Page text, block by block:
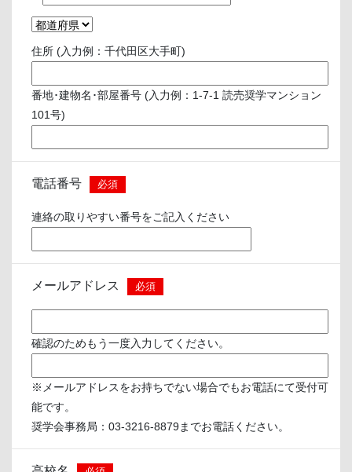
住所 (入力例：千代田区大手町)
番地･建物名･部屋番号 (入力例：1-7-1 読売奨学マンション
101号)
電話番号 必須
連絡の取りやすい番号をご記入ください
メールアドレス 必須
確認のためもう一度入力してください。
※メールアドレスをお持ちでない場合でもお電話にて受付可
能です。
奨学会事務局：03-3216-8879までお電話ください。